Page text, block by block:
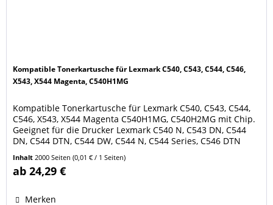
Kompatible Tonerkartusche für Lexmark C540, C543, C544, C546,
X543, X544 Magenta, C540H1MG
Kompatible Tonerkartusche für Lexmark C540, C543, C544,
C546, X543, X544 Magenta C540H1MG, C540H2MG mit Chip.
Geeignet für die Drucker Lexmark C540 N, C543 DN, C544
DN, C544 DTN, C544 DW, C544 N, C544 Series, C546 DTN
X546 DTN, X548 DE, X548 DTE Lexmark Optra C540 N, C543
DN, C544 DN, C544 DTN, C544 DW, C544 N, C546 DTN...
Inhalt2000 Seiten(0,01 € / 1 Seiten)
ab 24,29 €
Merken